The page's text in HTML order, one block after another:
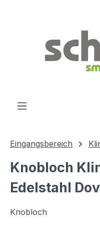
Eingangsbereich
Knobloch
Edelstahl
Knobloch